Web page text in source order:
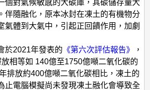
個對氣候敏感的大碳庫，其碳儲存量大
伴隨融化，原本冰封在凍土的有機物分
氣體到大氣中，引起正回饋作用，加劇
於2021年發表的 《第六次評估報告》
，
相等如 140億至1750億噸二氧化碳的
排放約400億噸二氧化碳相比，凍土的
止電腦模擬尚未發現凍土融化會導致全